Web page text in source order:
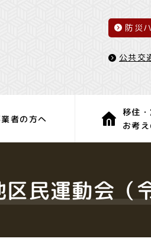
防災
公共交
者の方へ
移住
お考
民運動会（